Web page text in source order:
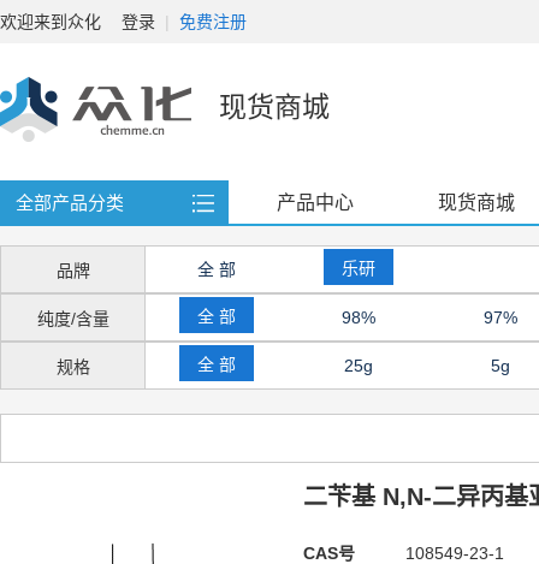
欢迎来到众化 登录 | 免费注册
现货商城
全部产品分类 产品中心 现货商城
品牌 全 部 乐研
纯度/含量 全 部 98% 97%
98% ( 95% ( 85%
96%(s 97% 9
97%(m 97%(s
规格 全 部 25g 5g
1kg 100mg 5kg
二苄基 N,N-二异丙基
CAS号 108549-23-1